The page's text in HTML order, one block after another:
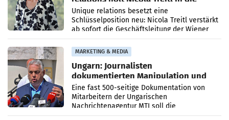
Geschäftsleitung
Unique relations besetzt eine
Schlüsselposition neu: Nicola Treitl verstärkt
ab sofort die Geschäftsleitung der Wiener
PR-Agentur an der Seite von Josef Kalina und
Anna Kalina-Mahr.
MARKETING & MEDIA
Ungarn: Journalisten
dokumentierten Manipulation und
Zensur
Eine fast 500-seitige Dokumentation von
Mitarbeitern der Ungarischen
Nachrichtenagentur MTI soll die
systematische Nachrichten-Manipulation und